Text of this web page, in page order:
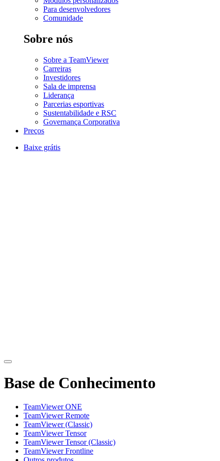
Para desenvolvedores
Comunidade
Sobre nós
Sobre a TeamViewer
Carreiras
Investidores
Sala de imprensa
Liderança
Parcerias esportivas
Sustentabilidade e RSC
Governança Corporativa
Preços
Baixe grátis
Base de Conhecimento
TeamViewer ONE
TeamViewer Remote
TeamViewer (Classic)
TeamViewer Tensor
TeamViewer Tensor (Classic)
TeamViewer Frontline